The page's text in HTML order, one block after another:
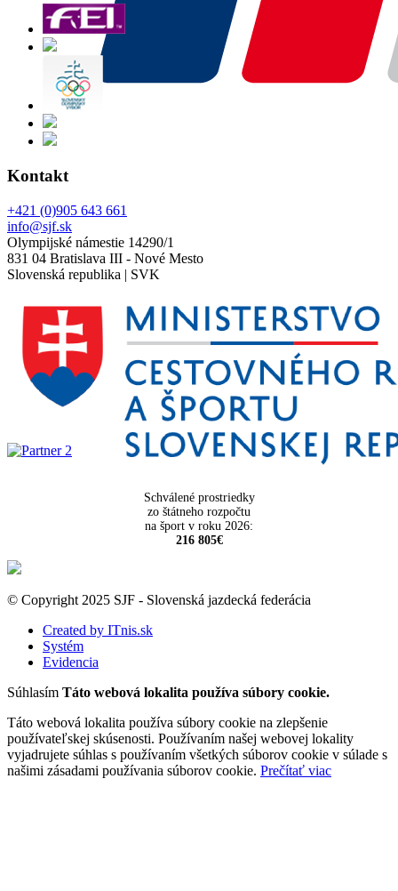
Kontakt
+421 (0)905 643 661
info@sjf.sk
Olympijské námestie 14290/1
831 04 Bratislava III - Nové Mesto
Slovenská republika | SVK
Schválené prostriedky
zo štátneho rozpočtu
na šport v roku 2026:
216 805€
© Copyright 2025 SJF - Slovenská jazdecká federácia
Created by ITnis.sk
Systém
Evidencia
Súhlasím Táto webová lokalita používa súbory cookie.
Táto webová lokalita používa súbory cookie na zlepšenie
používateľskej skúsenosti. Používaním našej webovej lokality
vyjadrujete súhlas s používaním všetkých súborov cookie v súlade s
našimi zásadami používania súborov cookie. Prečítať viac